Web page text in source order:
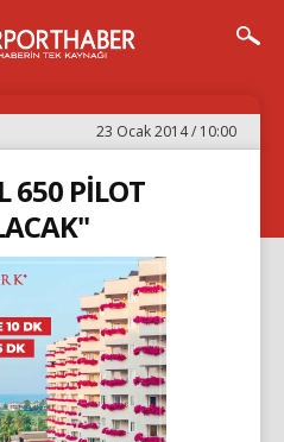
23 Ocak 2014 / 10:00
650 PİLOT